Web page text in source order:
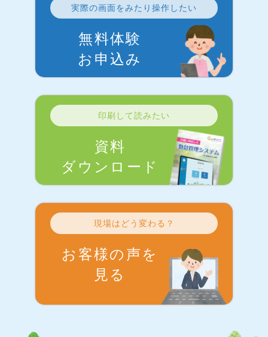
実際の画面をみたり操作したい
無料体験
お申込み
印刷して読みたい
資料
ダウンロード
現場はどう変わる？
お客様の声を
見る